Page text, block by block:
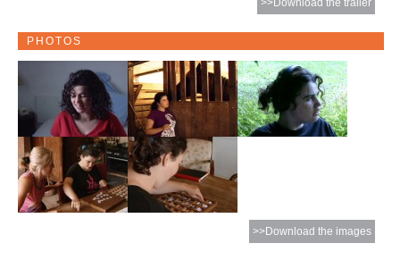
>>Download the trailer
PHOTOS
>>Download the images